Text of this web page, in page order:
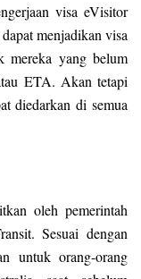
visa eVisitor
menjadikan visa
mereka yang belum
ETA. Akan tetapi
diedarkan di semua
oleh pemerintah
Sesuai dengan
untuk orang-orang